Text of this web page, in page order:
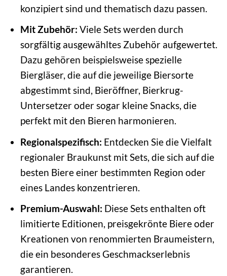
konzipiert sind und thematisch dazu passen.
Mit Zubehör: Viele Sets werden durch
sorgfältig ausgewähltes Zubehör aufgewertet.
Dazu gehören beispielsweise spezielle
Biergläser, die auf die jeweilige Biersorte
abgestimmt sind, Bieröffner, Bierkrug-
Untersetzer oder sogar kleine Snacks, die
perfekt mit den Bieren harmonieren.
Regionalspezifisch: Entdecken Sie die Vielfalt
regionaler Braukunst mit Sets, die sich auf die
besten Biere einer bestimmten Region oder
eines Landes konzentrieren.
Premium-Auswahl: Diese Sets enthalten oft
limitierte Editionen, preisgekrönte Biere oder
Kreationen von renommierten Braumeistern,
die ein besonderes Geschmackserlebnis
garantieren.